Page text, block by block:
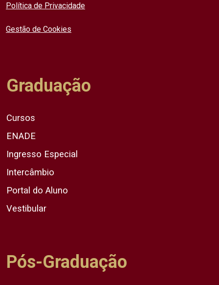
Política de Privacidade
Gestão de Cookies
Graduação
Cursos
ENADE
Ingresso Especial
Intercâmbio
Portal do Aluno
Vestibular
Pós-Graduação